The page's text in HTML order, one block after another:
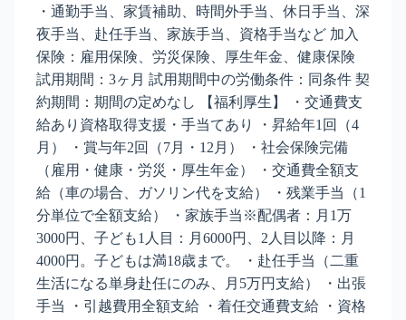
・通勤手当、家賃補助、時間外手当、休日手当、深
夜手当、赴任手当、家族手当、資格手当など 加入
保険：雇用保険、労災保険、厚生年金、健康保険
試用期間：3ヶ月 試用期間中の労働条件：同条件 契
約期間：期間の定めなし 【福利厚生】 ・交通費支
給あり資格取得支援・手当てあり ・昇給年1回（4
月） ・賞与年2回（7月・12月） ・社会保険完備
（雇用・健康・労災・厚生年金） ・交通費全額支
給（車の場合、ガソリン代を支給） ・残業手当（1
分単位で全額支給） ・家族手当※配偶者：月1万
3000円、子ども1人目：月6000円、2人目以降：月
4000円。子どもは満18歳まで。 ・赴任手当（二重
生活になる単身赴任にのみ、月5万円支給） ・出張
手当 ・引越費用全額支給 ・着任交通費支給 ・資格